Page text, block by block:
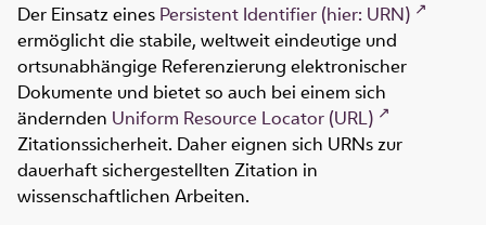
Der Einsatz eines Persistent Identifier (hier: URN)
ermöglicht die stabile, weltweit eindeutige und
ortsunabhängige Referenzierung elektronischer
Dokumente und bietet so auch bei einem sich
ändernden Uniform Resource Locator (URL)
Zitationssicherheit. Daher eignen sich URNs zur
dauerhaft sichergestellten Zitation in
wissenschaftlichen Arbeiten.